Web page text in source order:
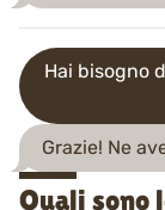
Hai bisogno
Grazie! Ne
Quali sono